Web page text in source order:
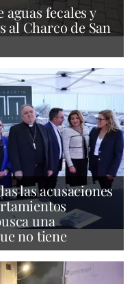
fecales y
al Charco de San
las acusaciones
una
no tiene